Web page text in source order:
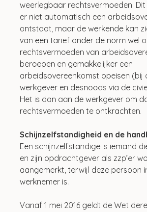
weerlegbaar rechtsvermoeden.
er niet automatisch een
ontstaat, maar de werkende kan
van een tarief onder de norm wel
rechtsvermoeden van
beroepen en gemakkelijker een
arbeidsovereenkomst opeisen (bij
werkgever en desnoods via de
Het is dan aan de werkgever om
rechtsvermoeden te ontkrachten.
Schijnzelfstandigheid en de
Een schijnzelfstandige is iemand
en zijn opdrachtgever als zzp’er
aangemerkt, terwijl deze persoon
werknemer is.
Vanaf 1 mei 2016 geldt de Wet